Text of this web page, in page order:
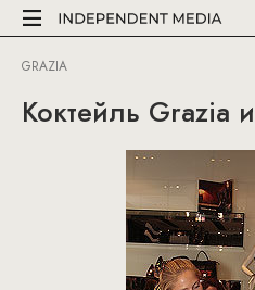
GRAZIA
Коктейль Grazia